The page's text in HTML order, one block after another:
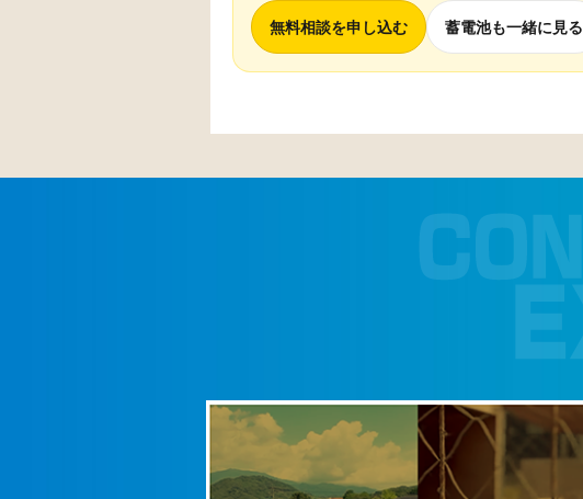
無料相談を申し込む 蓄電池も一緒に見る